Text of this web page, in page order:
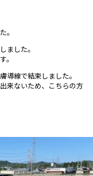
。
ました。
。
導線で結束しました。
来ないため、こちらの方